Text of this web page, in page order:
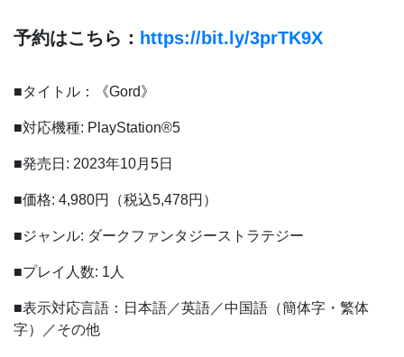
予約はこちら： https://bit.ly/3prTK9X
■タイトル：《Gord》
■対応機種: PlayStation®5
■発売日: 2023年10月5日
■価格: 4,980円（税込5,478円）
■ジャンル: ダークファンタジーストラテジー
■プレイ人数: 1人
■表示対応言語：日本語／英語／中国語（簡体字・繁体
字）／その他